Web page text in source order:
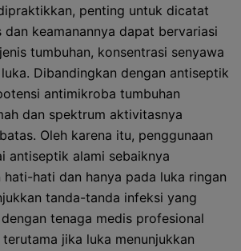
penting untuk dicatat
keamanannya dapat bervariasi
tumbuhan, konsentrasi senyawa
Dibandingkan dengan antiseptik
antimikroba tumbuhan
dan spektrum aktivitasnya
Oleh karena itu, penggunaan
antiseptik alami sebaiknya
hati-hati dan hanya pada luka ringan
tanda-tanda infeksi yang
tenaga medis profesional
jika luka menunjukkan